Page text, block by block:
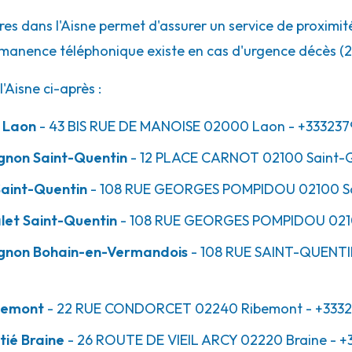
dans l'Aisne permet d'assurer un service de
téléphonique existe en cas d'urgence décès
ci-après :
- 43 BIS RUE DE MANOISE 02000 Laon -
Saint-Quentin - 12 PLACE CARNOT 02100 Saint-
Quentin - 108 RUE GEORGES POMPIDOU 02100
Saint-Quentin - 108 RUE GEORGES POMPIDOU
Bohain-en-Vermandois - 108 RUE SAINT-
- 22 RUE CONDORCET 02240 Ribemont -
Braine - 26 ROUTE DE VIEIL ARCY 02220 Braine -